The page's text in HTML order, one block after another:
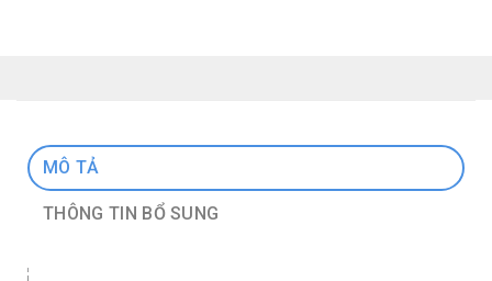
MÔ TẢ
THÔNG TIN BỔ SUNG